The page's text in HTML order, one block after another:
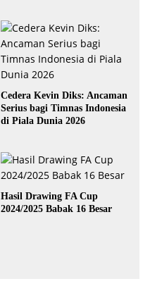
Cedera Kevin Diks: Ancaman
Serius bagi Timnas Indonesia
di Piala Dunia 2026
Hasil Drawing FA Cup
2024/2025 Babak 16 Besar